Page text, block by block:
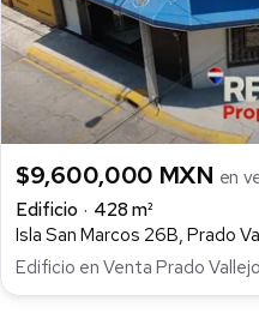
$9,600,000 MXN en
Edificio
428 m²
Isla San Marcos 26B, Prado
Edificio en Venta Prado